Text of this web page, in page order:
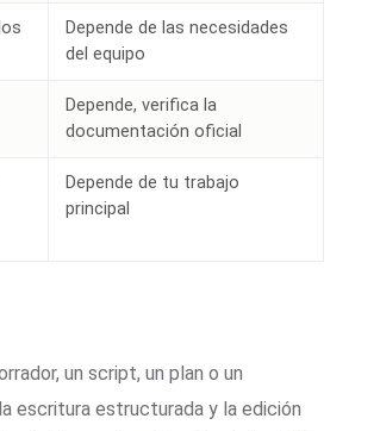
Depende de las necesidades
del equipo
Depende, verifica la
documentación oficial
Depende de tu trabajo
principal
un script, un plan o un
escritura estructurada y la edición